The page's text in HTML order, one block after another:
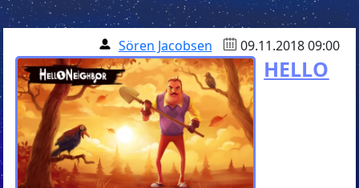
Sören Jacobsen 09.11.2018 09:00
HELLO